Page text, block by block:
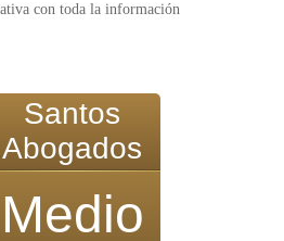
con toda la información
Santos
Abogados
Medio